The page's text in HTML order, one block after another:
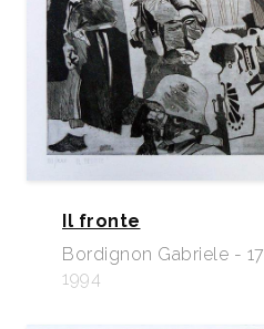
Il fronte
Bordignon Gabriele - 17
1994